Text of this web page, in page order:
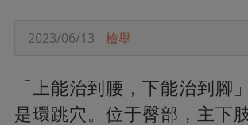
2023/06/13 檢舉
「上能治到腰，下能治到腳
是環跳穴。位于臀部，主下